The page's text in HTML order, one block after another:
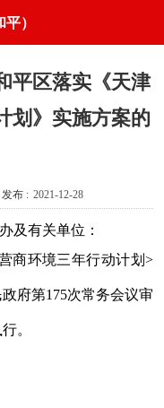
）
平区落实《天津
划》实施方案的
发布 : 2021-12-28
及有关单位：
商环境三年行动计划>
府第175次常务会议审
。